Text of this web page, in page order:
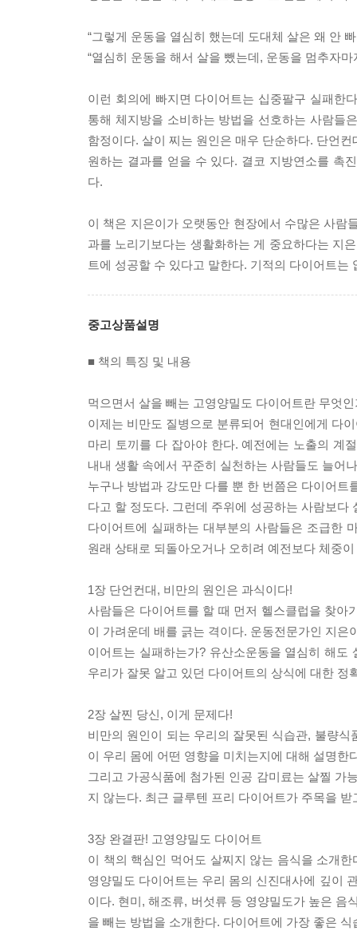
“그렇게 운동을 열심히 했는데 도대체 살은 왜 안
“열심히 운동을 해서 살을 뺐는데, 운동을 멈추자
이런 회의에 빠지면 다이어트는 십중팔구 실패한
통해 체지방을 소비하는 방법을 선호하는 사람들
함정이다. 살이 찌는 원인은 매우 단순하다. 단언
원하는 결과를 얻을 수 있다. 결코 지방연소를 촉
다.
이 책은 지은이가 오랫동안 현장에서 수많은 사람
과를 노리기보다는 생활화하는 게 중요하다는 지
트에 성공할 수 있다고 말한다. 기적의 다이어트
중고상품설명
■ 책의 특징 및 내용
먹으면서 살을 빼는 고영양밀도 다이어트란 무엇인
이제는 비만도 질병으로 분류되어 현대인에게 다
마리 토끼를 다 잡아야 한다. 예전에는 노출의 계
내내 생활 속에서 꾸준히 실천하는 사람들도 늘어
누구나 방법과 강도만 다를 뿐 한 번쯤은 다이어
다고 할 정도다. 그런데 주위에 성공하는 사람보다
다이어트에 실패하는 대부분의 사람들은 조급한
원래 상태로 되돌아오거나 오히려 예전보다 체중
1장 단언컨대, 비만의 원인은 과식이다!
사람들은 다이어트를 할 때 먼저 헬스클럽을 찾아
이 가려운데 배를 긁는 격이다. 운동전문가인 지
이어트는 실패하는가? 유산소운동을 열심히 해
우리가 잘못 알고 있던 다이어트의 상식에 대한 정
2장 살찐 당신, 이게 문제다!
비만의 원인이 되는 우리의 잘못된 식습관, 불량
이 우리 몸에 어떤 영향을 미치는지에 대해 설명
그리고 가공식품에 첨가된 인공 감미료는 살찔 가
지 않는다. 최근 글루텐 프리 다이어트가 주목을
3장 완결판! 고영양밀도 다이어트
이 책의 핵심인 먹어도 살찌지 않는 음식을 소개
영양밀도 다이어트는 우리 몸의 신진대사에 깊이
이다. 현미, 해조류, 버섯류 등 영양밀도가 높은 음
을 빼는 방법을 소개한다. 다이어트에 가장 좋은